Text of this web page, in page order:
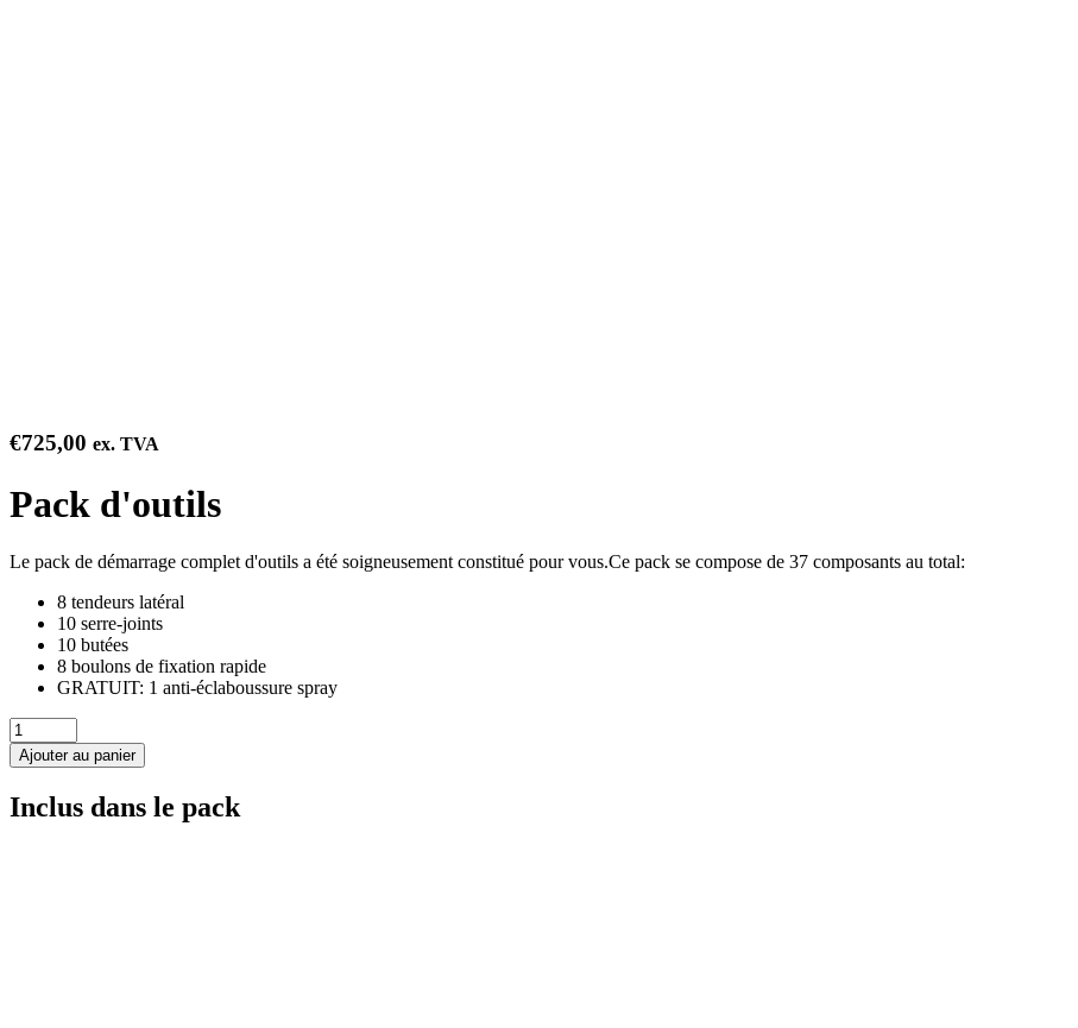
€725,00 ex. TVA
Pack d'outils
Le pack de démarrage complet d'outils a été soigneusement constitué pour vous.Ce pack se compose de 37 composants au total:
8 tendeurs latéral
10 serre-joints
10 butées
8 boulons de fixation rapide
GRATUIT: 1 anti-éclaboussure spray
quantité
de
Pack
Ajouter au panier
Inclus dans le pack